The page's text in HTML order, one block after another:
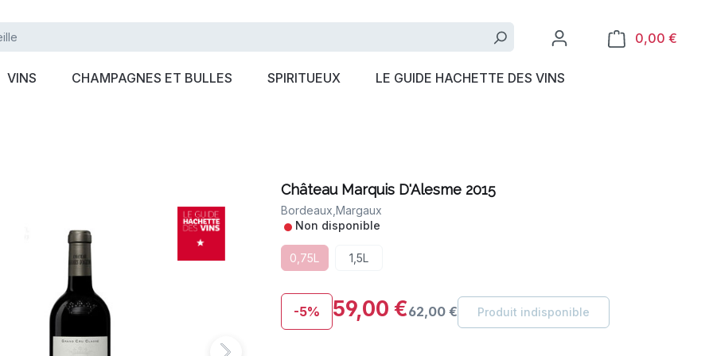
0,00 €
VINS CHAMPAGNES ET BULLES SPIRITUEUX LE GUIDE HACHETTE DES VINS
Château Marquis D'Alesme 2015
Bordeaux, Margaux
•Non disponible
0,75L 1,5L
-5% 59,00 €62,00 € Produit indisponible